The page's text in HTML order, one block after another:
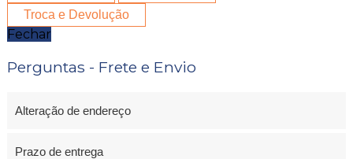
Troca e Devolução
Fechar
Perguntas - Frete e Envio
Alteração de endereço
Prazo de entrega